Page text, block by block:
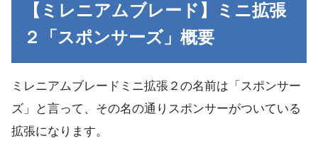
【ミレニアムブレード】ミニ拡張
２「スポンサーズ」概要
ミレニアムブレードミニ拡張２の名前は「スポンサー
ズ」と言って、その名の通りスポンサーがついている
拡張になります。